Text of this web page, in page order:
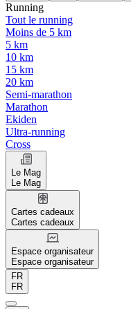
Running
Tout le running
Moins de 5 km
5 km
10 km
15 km
20 km
Semi-marathon
Marathon
Ekiden
Ultra-running
Cross
Le Mag
Le Mag
Cartes cadeaux
Cartes cadeaux
Espace organisateur
Espace organisateur
FR
FR